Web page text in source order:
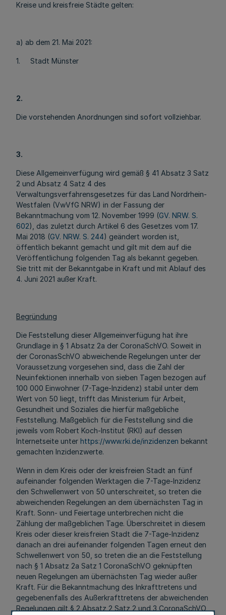
Kreise und kreisfreie Städte gelten:
a) ab dem 21. Mai 2021:
1. Stadt Münster
2.
Die vorstehenden Anordnungen sind sofort vollziehbar.
3.
Diese Allgemeinverfügung wird gemäß § 41 Absatz 3 Satz
2 und Absatz 4 Satz 4 des
Verwaltungsverfahrensgesetzes für das Land Nordrhein-
Westfalen (VwVfG NRW) in der Fassung der
Bekanntmachung vom 12. November 1999 (GV. NRW. S.
602), das zuletzt durch Artikel 6 des Gesetzes vom 17.
Mai 2018 (GV. NRW. S. 244) geändert worden ist,
öffentlich bekannt gemacht und gilt mit dem auf die
Veröffentlichung folgenden Tag als bekannt gegeben.
Sie tritt mit der Bekanntgabe in Kraft und mit Ablauf des
4. Juni 2021 außer Kraft.
Begründung
Die Feststellung dieser Allgemeinverfügung hat ihre
Grundlage in § 1 Absatz 2a der CoronaSchVO. Soweit in
der CoronasSchVO abweichende Regelungen unter der
Voraussetzung vorgesehen sind, dass die Zahl der
Neuinfektionen innerhalb von sieben Tagen bezogen auf
100 000 Einwohner (7-Tage-Inzidenz) stabil unter dem
Wert von 50 liegt, trifft das Ministerium für Arbeit,
Gesundheit und Soziales die hierfür maßgebliche
Feststellung. Maßgeblich für die Feststellung sind die
jeweils vom Robert Koch-Institut (RKI) auf dessen
Internetseite unter https://www.rki.de/inzidenzen bekannt
gemachten Inzidenzwerte.
Wenn in dem Kreis oder der kreisfreien Stadt an fünf
aufeinander folgenden Werktagen die 7-Tage-Inzidenz
den Schwellenwert von 50 unterschreitet, so treten die
abweichenden Regelungen an dem übernächsten Tag in
Kraft. Sonn- und Feiertage unterbrechen nicht die
Zählung der maßgeblichen Tage. Überschreitet in diesem
Kreis oder dieser kreisfreien Stadt die 7-Tage-Inzidenz
danach an drei aufeinander folgenden Tagen erneut den
Schwellenwert von 50, so treten die an die Feststellung
nach § 1 Absatz 2a Satz 1 CoronaSchVO geknüpften
neuen Regelungen am übernächsten Tag wieder außer
Kraft. Für die Bekanntmachung des Inkrafttretens und
gegebenenfalls des Außerkrafttretens der abweichenden
Regelungen gilt § 2 Absatz 2 Satz 2 und 3 CoronaSchVO